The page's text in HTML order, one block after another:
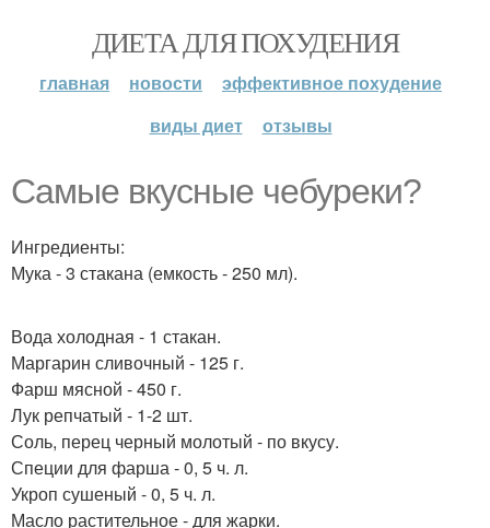
ДИЕТА ДЛЯ ПОХУДЕНИЯ
главная новости
эффективное похудение
виды диет
отзывы
Самые вкусные чебуреки?
Ингредиенты:
Мука - 3 стакана (емкость - 250 мл).
Вода холодная - 1 стакан.
Маргарин сливочный - 125 г.
Фарш мясной - 450 г.
Лук репчатый - 1-2 шт.
Соль, перец черный молотый - по вкусу.
Специи для фарша - 0, 5 ч. л.
Укроп сушеный - 0, 5 ч. л.
Масло растительное - для жарки.